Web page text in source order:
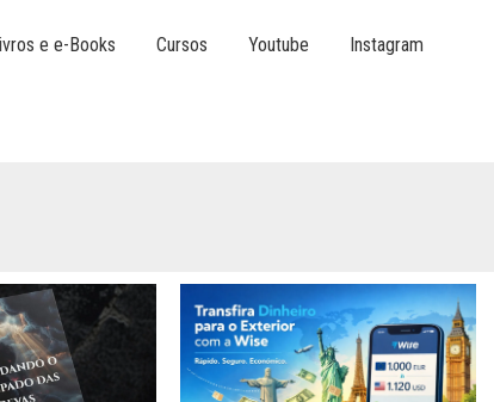
e e-Books Cursos Youtube Instagram